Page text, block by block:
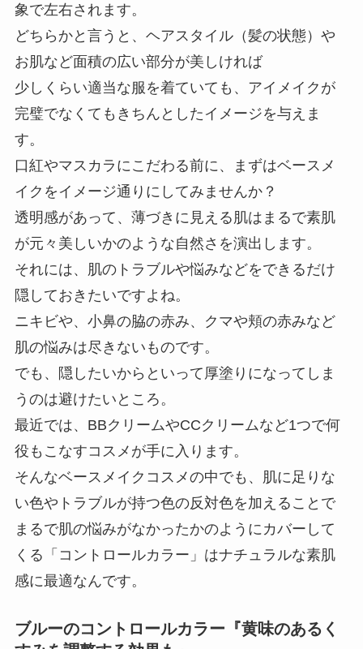
象で左右されます。
どちらかと言うと、ヘアスタイル（髪の状態）や
お肌など面積の広い部分が美しければ
少しくらい適当な服を着ていても、アイメイクが
完璧でなくてもきちんとしたイメージを与えま
す。
口紅やマスカラにこだわる前に、まずはベースメ
イクをイメージ通りにしてみませんか？
透明感があって、薄づきに見える肌はまるで素肌
が元々美しいかのような自然さを演出します。
それには、肌のトラブルや悩みなどをできるだけ
隠しておきたいですよね。
ニキビや、小鼻の脇の赤み、クマや頬の赤みなど
肌の悩みは尽きないものです。
でも、隠したいからといって厚塗りになってしま
うのは避けたいところ。
最近では、BBクリームやCCクリームなど1つで何
役もこなすコスメが手に入ります。
そんなベースメイクコスメの中でも、肌に足りな
い色やトラブルが持つ色の反対色を加えることで
まるで肌の悩みがなかったかのようにカバーして
くる「コントロールカラー」はナチュラルな素肌
感に最適なんです。
ブルーのコントロールカラー『黄味のあるく